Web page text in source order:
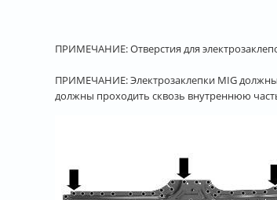
ПРИМЕЧАНИЕ: Отверстия для
ПРИМЕЧАНИЕ: Электрозаклепки MIG
должны проходить сквозь внутреннюю